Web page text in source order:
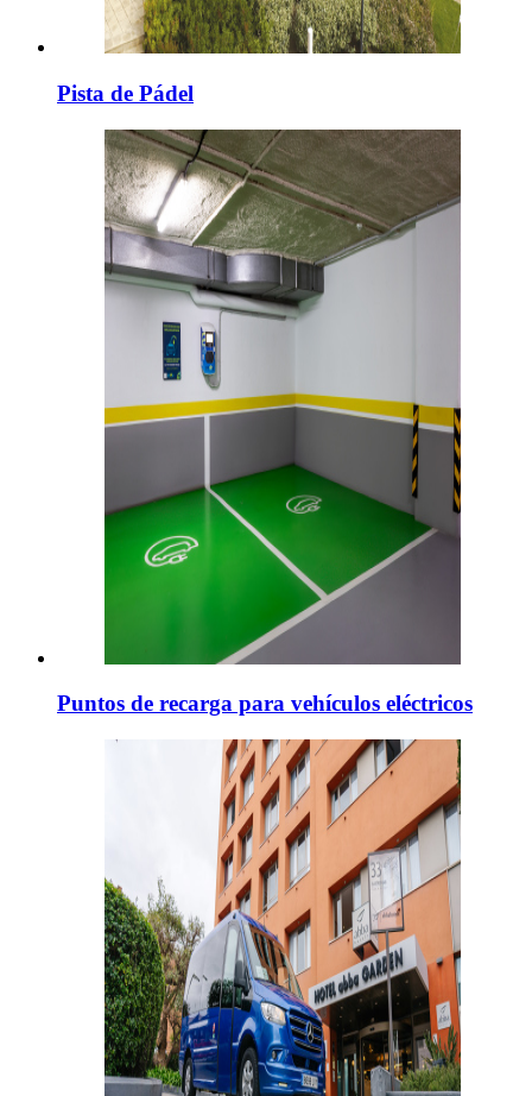
Pista de Pádel
Puntos de recarga para vehículos eléctricos